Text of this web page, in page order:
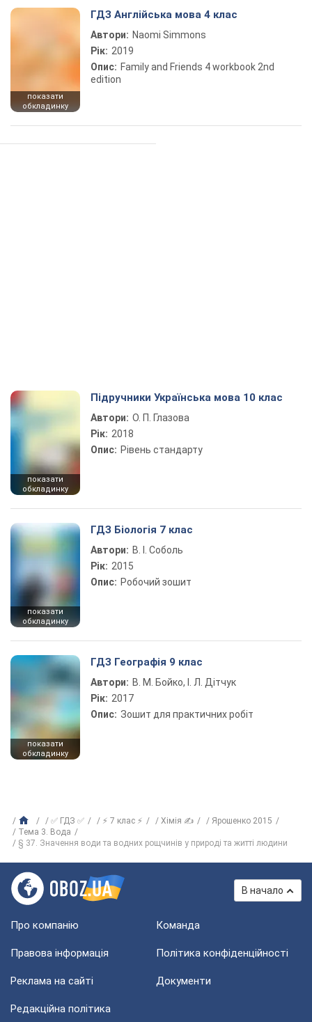
показати
обкладинку
ГДЗ Англійська мова 4 клас
Автори: Naomi Simmons
Рік: 2019
Опис: Family and Friends 4 workbook 2nd
edition
показати
обкладинку
Підручники Українська мова 10 клас
Автори: О. П. Глазова
Рік: 2018
Опис: Рівень стандарту
показати
обкладинку
ГДЗ Біологія 7 клас
Автори: В. І. Соболь
Рік: 2015
Опис: Робочий зошит
показати
обкладинку
ГДЗ Географія 9 клас
Автори: В. М. Бойко, І. Л. Дітчук
Рік: 2017
Опис: Зошит для практичних робіт
✅ ГДЗ ✅ ⚡ 7 клас ⚡ Хімія ✍
Ярошенко 2015
Тема 3. Вода
§ 37. Значення води та водних рощчинів у природі та житті людини
В начало
Про компанію Команда
Правова інформація Політика конфіденційності
Реклама на сайті Документи
Редакційна політика